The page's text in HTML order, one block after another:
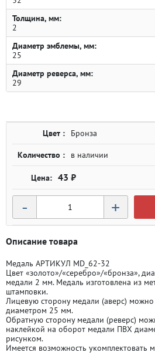
Толщина, мм:
2
Диаметр эмблемы, мм:
25
Диаметр реверса, мм:
29
Цвет : Бронза
Количество : в наличии
43 ₽
- +
Описание товара
Медаль АРТИКУЛ MD_62-32
Цвет «золото»/«серебро»/«бронза»,
медали 2 мм. Медаль изготовлена из
штамповки.
Лицевую сторону медали (аверс)
диаметром 25 мм.
Обратную сторону медали (реверс)
наклейкой на оборот медали ПВХ
рисунком.
Имеется возможность укомплектовать